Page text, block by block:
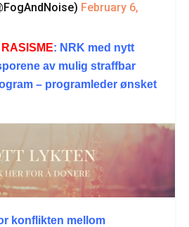
February 6,
: NRK med nytt
av mulig straffbar
– programleder ønsket
konflikten mellom